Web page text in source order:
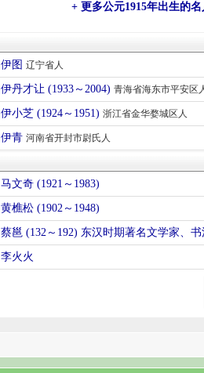
+ 更多公元1915年出生的名
伊图 辽宁省人
伊丹才让 (1933～2004) 青海省海东市平安区
伊小芝 (1924～1951) 浙江省金华婺城区人
伊青 河南省开封市尉氏人
马文奇 (1921～1983)
黄樵松 (1902～1948)
蔡邕 (132～192) 东汉时期著名文学家、书
李火火